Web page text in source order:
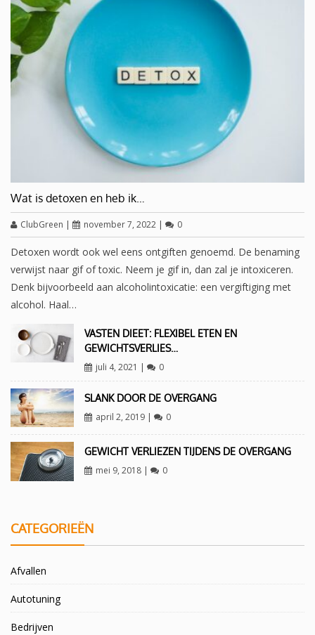
Wat is detoxen en heb ik…
ClubGreen | november 7, 2022 | 0
Detoxen wordt ook wel eens ontgiften genoemd. De benaming
verwijst naar gif of toxic. Neem je gif in, dan zal je intoxiceren.
Denk bijvoorbeeld aan alcoholintoxicatie: een vergiftiging met
alcohol. Haal…
VASTEN DIEET: FLEXIBEL ETEN EN
GEWICHTSVERLIES…
juli 4, 2021 | 0
SLANK DOOR DE OVERGANG
april 2, 2019| 0
GEWICHT VERLIEZEN TIJDENS DE OVERGANG
mei 9, 2018| 0
CATEGORIEËN
Afvallen
Autotuning
Bedrijven